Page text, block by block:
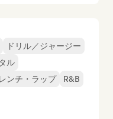
ドリル／ジャージー
ル
ンチ・ラップ
R&B